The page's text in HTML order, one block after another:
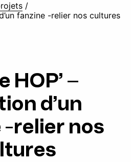
/
fanzine -relier nos cultures
HOP’ –
d’un
relier nos